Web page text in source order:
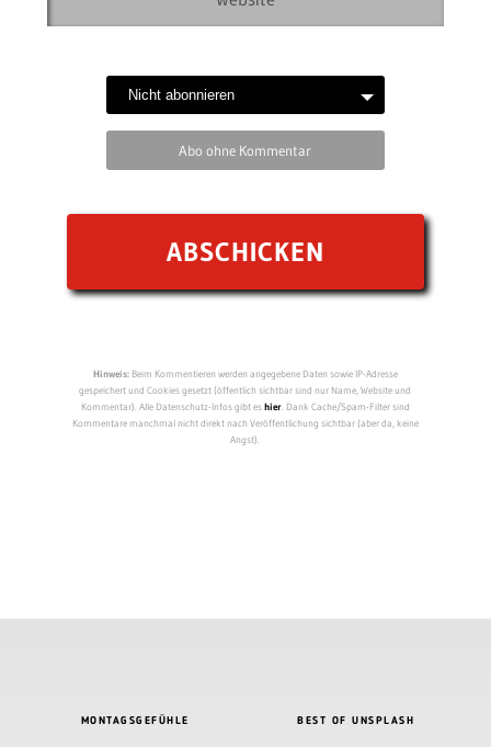
Abo ohne Kommentar
Hinweis:Beim Kommentieren werden angegebene Daten sowie IP-Adresse
gespeichert und Cookies gesetzt (öffentlich sichtbar sind nur Name, Website und
Kommentar). Alle Datenschutz-Infos gibt eshier. Dank Cache/Spam-Filter sind
Kommentare manchmal nicht direkt nach Veröffentlichung sichtbar (aber da, keine
Angst).
MONTAGSGEFÜHLE BEST OF UNSPLASH